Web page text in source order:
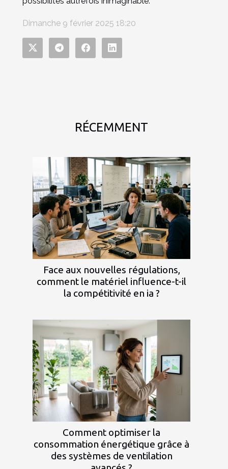
RÉCEMMENT
Face aux nouvelles régulations,
comment le matériel influence-t-il
la compétitivité en ia ?
Comment optimiser la
consommation énergétique grâce à
des systèmes de ventilation
Dimanche 9 février 2025 18:20